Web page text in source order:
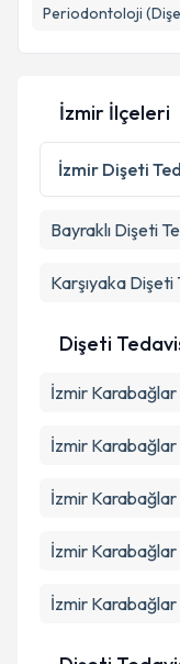
Periodontoloji
E-posta
Kişisel
Metni'ni
kapsamda
İzmir İlçeleri
İzmir Dişeti
Bayraklı Dişeti
Karşıyaka Dişeti
Dişeti
İzmir Karabağlar
İzmir Karabağlar
İzmir
İzmir
İzmir